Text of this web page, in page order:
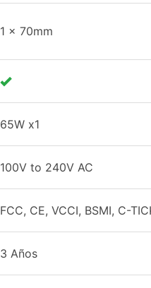
1 x 70mm
65W x1
100V to 240V AC
FCC, CE, VCCI, BSMI, C-
3 Años